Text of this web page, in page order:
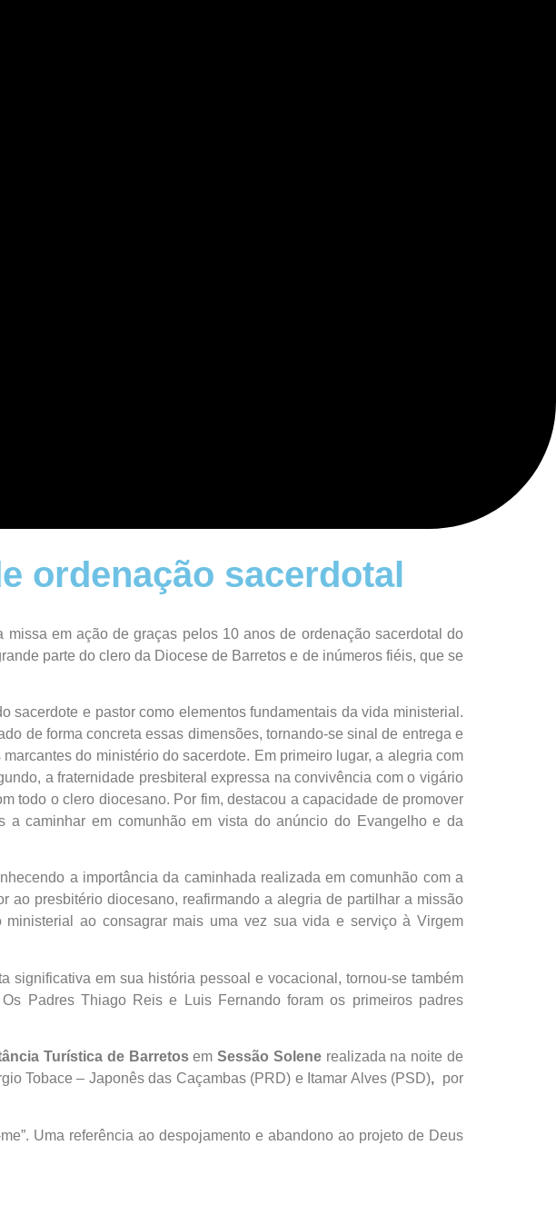
ordenação sacerdotal
em ação de graças pelos 10 anos de ordenação sacerdotal do
parte do clero da Diocese de Barretos e de inúmeros fiéis, que se
sacerdote e pastor como elementos fundamentais da vida ministerial.
de forma concreta essas dimensões, tornando-se sinal de entrega e
do ministério do sacerdote. Em primeiro lugar, a alegria com
a fraternidade presbiteral expressa na convivência com o vigário
todo o clero diocesano. Por fim, destacou a capacidade de promover
caminhar em comunhão em vista do anúncio do Evangelho e da
a importância da caminhada realizada em comunhão com a
ao presbitério diocesano, reafirmando a alegria de partilhar a missão
ao consagrar mais uma vez sua vida e serviço à Virgem
significativa em sua história pessoal e vocacional, tornou-se também
Padres Thiago Reis e Luis Fernando foram os primeiros padres
Turística de BarretosemSessão Solenerealizada na noite de
Tobace – Japonês das Caçambas (PRD) e Itamar Alves (PSD), por
Uma referência ao despojamento e abandono ao projeto de Deus